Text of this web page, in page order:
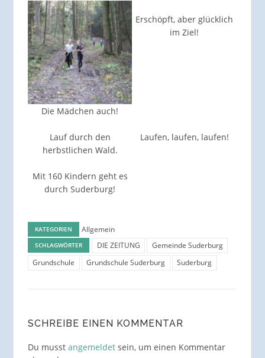
Die Mädchen auch!
Erschöpft, aber glücklich
im Ziel!
Lauf durch den
herbstlichen Wald.
Laufen, laufen, laufen!
Mit 160 Kindern geht es
durch Suderburg!
KATEGORIEN Allgemein
SCHLAGWÖRTER DIE ZEITUNG
Gemeinde Suderburg
Grundschule
Grundschule Suderburg Suderburg
SCHREIBE EINEN KOMMENTAR
Du musst angemeldetsein, um einen Kommentar